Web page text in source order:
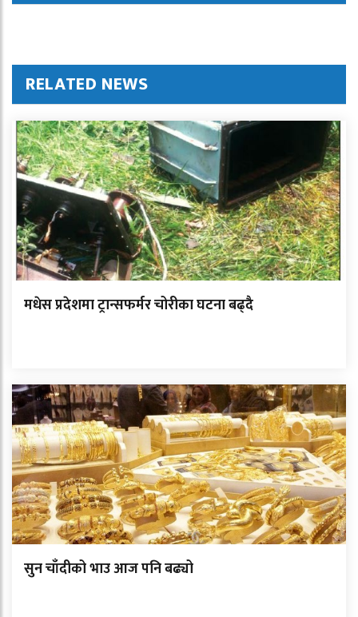
RELATED NEWS
मधेस प्रदेशमा ट्रान्सफर्मर चोरीका घटना बढ्दै
सुन चाँदीको भाउ आज पनि बढ्यो